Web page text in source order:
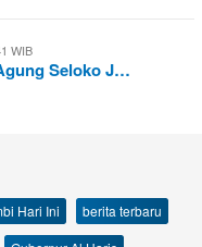
WIB
Seloko J…
Hari Ini
berita terbaru